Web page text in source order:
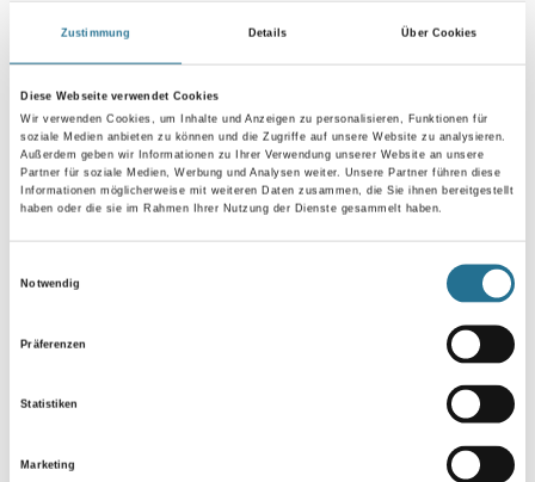
Zustimmung Details Über Cookies
Diese Webseite verwendet Cookies
Wir verwenden Cookies, um Inhalte und Anzeigen zu personalisieren, Funktionen für
soziale Medien anbieten zu können und die Zugriffe auf unsere Website zu analysieren.
Außerdem geben wir Informationen zu Ihrer Verwendung unserer Website an unsere
Partner für soziale Medien, Werbung und Analysen weiter. Unsere Partner führen diese
Informationen möglicherweise mit weiteren Daten zusammen, die Sie ihnen bereitgestellt
haben oder die sie im Rahmen Ihrer Nutzung der Dienste gesammelt haben.
Notwendig
Präferenzen
Statistiken
Marketing
Gebinde
Umrechnungsfaktoren
Zur Farbauswahl für Ihren Wunschfarbton